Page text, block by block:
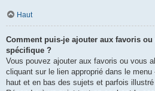
Haut
Comment puis-je ajouter aux favoris ou
spécifique ?
Vous pouvez ajouter aux favoris ou vous
cliquant sur le lien approprié dans le
haut et en bas des sujets et parfois